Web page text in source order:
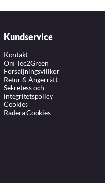
Kundservice
Kontakt
Om Tee2Green
Försäljningsvillkor
Retur & Ångerrätt
Sekretess och
integritetspolicy
Cookies
Radera Cookies